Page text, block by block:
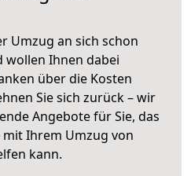
Umzug an sich schon
wollen Ihnen dabei
über die Kosten
Sie sich zurück – wir
Angebote für Sie, das
mit Ihrem Umzug von
kann.